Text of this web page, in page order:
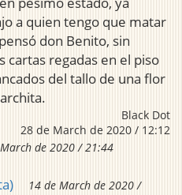
a quien tengo que matar
don Benito, sin
cartas regadas en el piso
del tallo de una flor
Black Dot
28 de March de 2020 / 12:12
de 2020 / 21:44
14 de March de 2020 /